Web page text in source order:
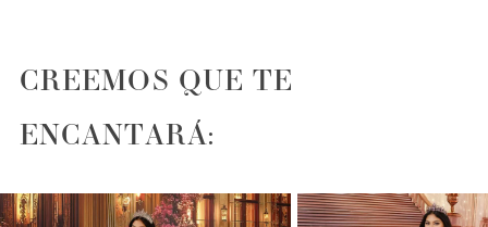
CREEMOS QUE TE
ENCANTARÁ:
0